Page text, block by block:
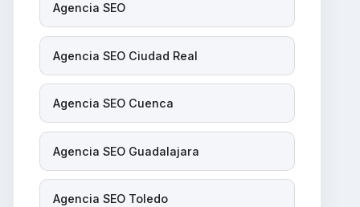
Agencia SEO
Agencia SEO Ciudad Real
Agencia SEO Cuenca
Agencia SEO Guadalajara
Agencia SEO Toledo